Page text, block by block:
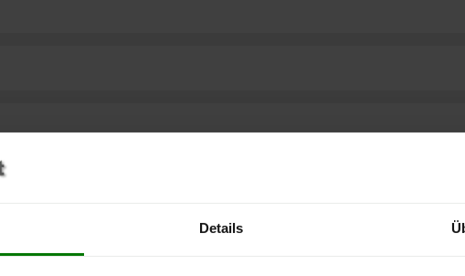
Details